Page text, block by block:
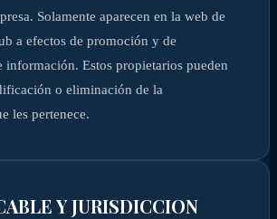
Solamente aparecen en la web de
a efectos de promoción y de
información. Estos propietarios pueden
o eliminación de la
les pertenece.
Y JURISDICCION